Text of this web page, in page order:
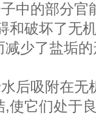
中的部分官
和破坏了无
少了盐垢
后吸附在无
,使它们处于